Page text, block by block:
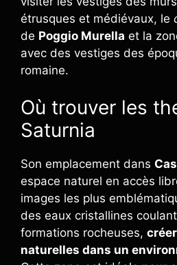
étrusques et médiévaux, le
de Poggio Murella et la
avec des vestiges des
romaine.
Où trouver les
Saturnia
Son emplacement dans
espace naturel en accès
images les plus
des eaux cristallines
formations rocheuses,
naturelles dans un